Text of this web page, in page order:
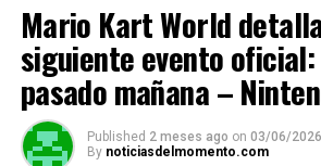
Mario Kart World
siguiente evento
pasado mañana –
Published 2 meses ago on 03/06/2026
By noticiasdelmomento.com